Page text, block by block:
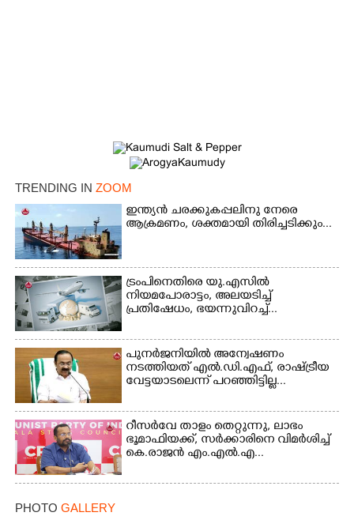
TRENDING IN ZOOM
ഇന്ത്യൻ ചരക്കുകപ്പലിനു നേരെ
ആക്രമണം, ശക്തമായി തിരിച്ചടിക്കും...
ട്രംപിനെതിരെ യു.എസിൽ
നിയമപോരാട്ടം, അലയടിച്ച്
പ്രതിഷേധം, ഭയന്നുവിറച്ച്...
പുനർജനിയിൽ അന്വേഷണം
നടത്തിയത് എൽ.ഡി.എഫ്, രാഷ്ട്രീയ
വേട്ടയാടലെന്ന് പറഞ്ഞിട്ടില്ല...
റീസർവേ താളം തെറ്റുന്നു, ലാഭം
ഭൂമാഫിയക്ക്, സർക്കാരിനെ വിമർശിച്ച്
കെ.രാജൻ എം.എൽ.എ...
PHOTO GALLERY
Share this link